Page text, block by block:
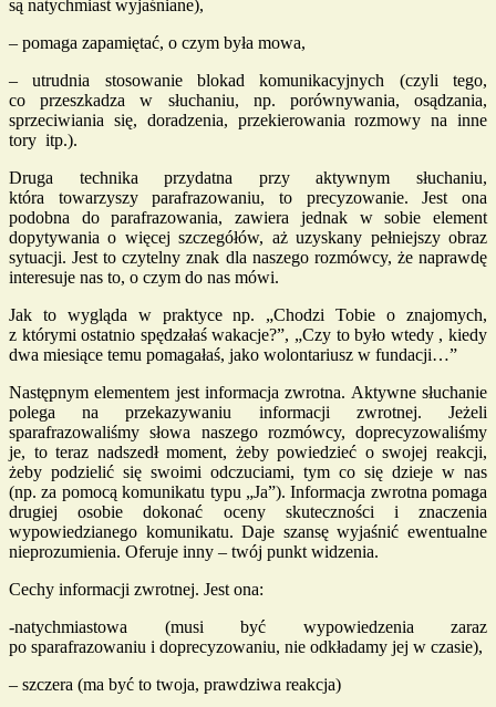
są natychmiast wyjaśniane),
– pomaga zapamiętać, o czym była mowa,
– utrudnia stosowanie blokad komunikacyjnych (czyli tego,
co przeszkadza w słuchaniu, np. porównywania, osądzania,
sprzeciwiania się, doradzenia, przekierowania rozmowy na inne
tory itp.).
Druga technika przydatna przy aktywnym słuchaniu,
która towarzyszy parafrazowaniu, to precyzowanie. Jest ona
podobna do parafrazowania, zawiera jednak w sobie element
dopytywania o więcej szczegółów, aż uzyskany pełniejszy obraz
sytuacji. Jest to czytelny znak dla naszego rozmówcy, że naprawdę
interesuje nas to, o czym do nas mówi.
Jak to wygląda w praktyce np. „Chodzi Tobie o znajomych,
z którymi ostatnio spędzałaś wakacje?”, „Czy to było wtedy , kiedy
dwa miesiące temu pomagałaś, jako wolontariusz w fundacji…”
Następnym elementem jest informacja zwrotna. Aktywne słuchanie
polega na przekazywaniu informacji zwrotnej. Jeżeli
sparafrazowaliśmy słowa naszego rozmówcy, doprecyzowaliśmy
je, to teraz nadszedł moment, żeby powiedzieć o swojej reakcji,
żeby podzielić się swoimi odczuciami, tym co się dzieje w nas
(np. za pomocą komunikatu typu „Ja”). Informacja zwrotna pomaga
drugiej osobie dokonać oceny skuteczności i znaczenia
wypowiedzianego komunikatu. Daje szansę wyjaśnić ewentualne
nieprozumienia. Oferuje inny – twój punkt widzenia.
Cechy informacji zwrotnej. Jest ona:
-natychmiastowa (musi być wypowiedzenia zaraz
po sparafrazowaniu i doprecyzowaniu, nie odkładamy jej w czasie),
– szczera (ma być to twoja, prawdziwa reakcja)